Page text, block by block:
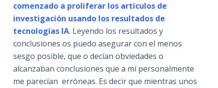
comenzado a proliferar los artículos de
investigación usando los resultados de
tecnologías IA. Leyendo los resultados y
conclusiones os puedo asegurar con el menos
sesgo posible, que o decían obviedades o
alcanzaban conclusiones que a mí personalmente
me parecían erróneas. Es decir que mientras unos